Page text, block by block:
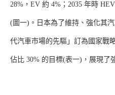
28%，EV 約 4%；2035 年時
(圖一)。日本為了維持、強化其
代汽車市場的先驅」訂為國家戰
佔比 30% 的目標(表一)，展現了